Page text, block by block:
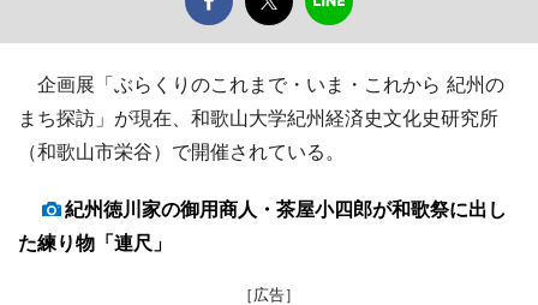
企画展「ぶらくりのこれまで・いま・これから 紀州の
まち探訪」が現在、和歌山大学紀州経済史文化史研究所
（和歌山市栄谷）で開催されている。
紀州徳川家の御用商人・茶屋小四郎が和歌祭に出し
た練り物「連尺」
［広告］